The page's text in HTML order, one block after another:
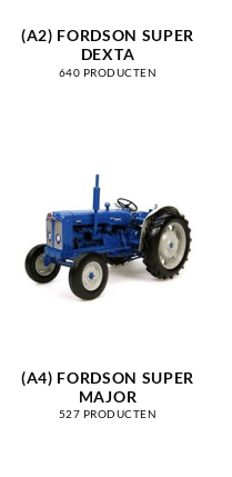
(A2) FORDSON SUPER
DEXTA
640 PRODUCTEN
(A4) FORDSON SUPER
MAJOR
527 PRODUCTEN